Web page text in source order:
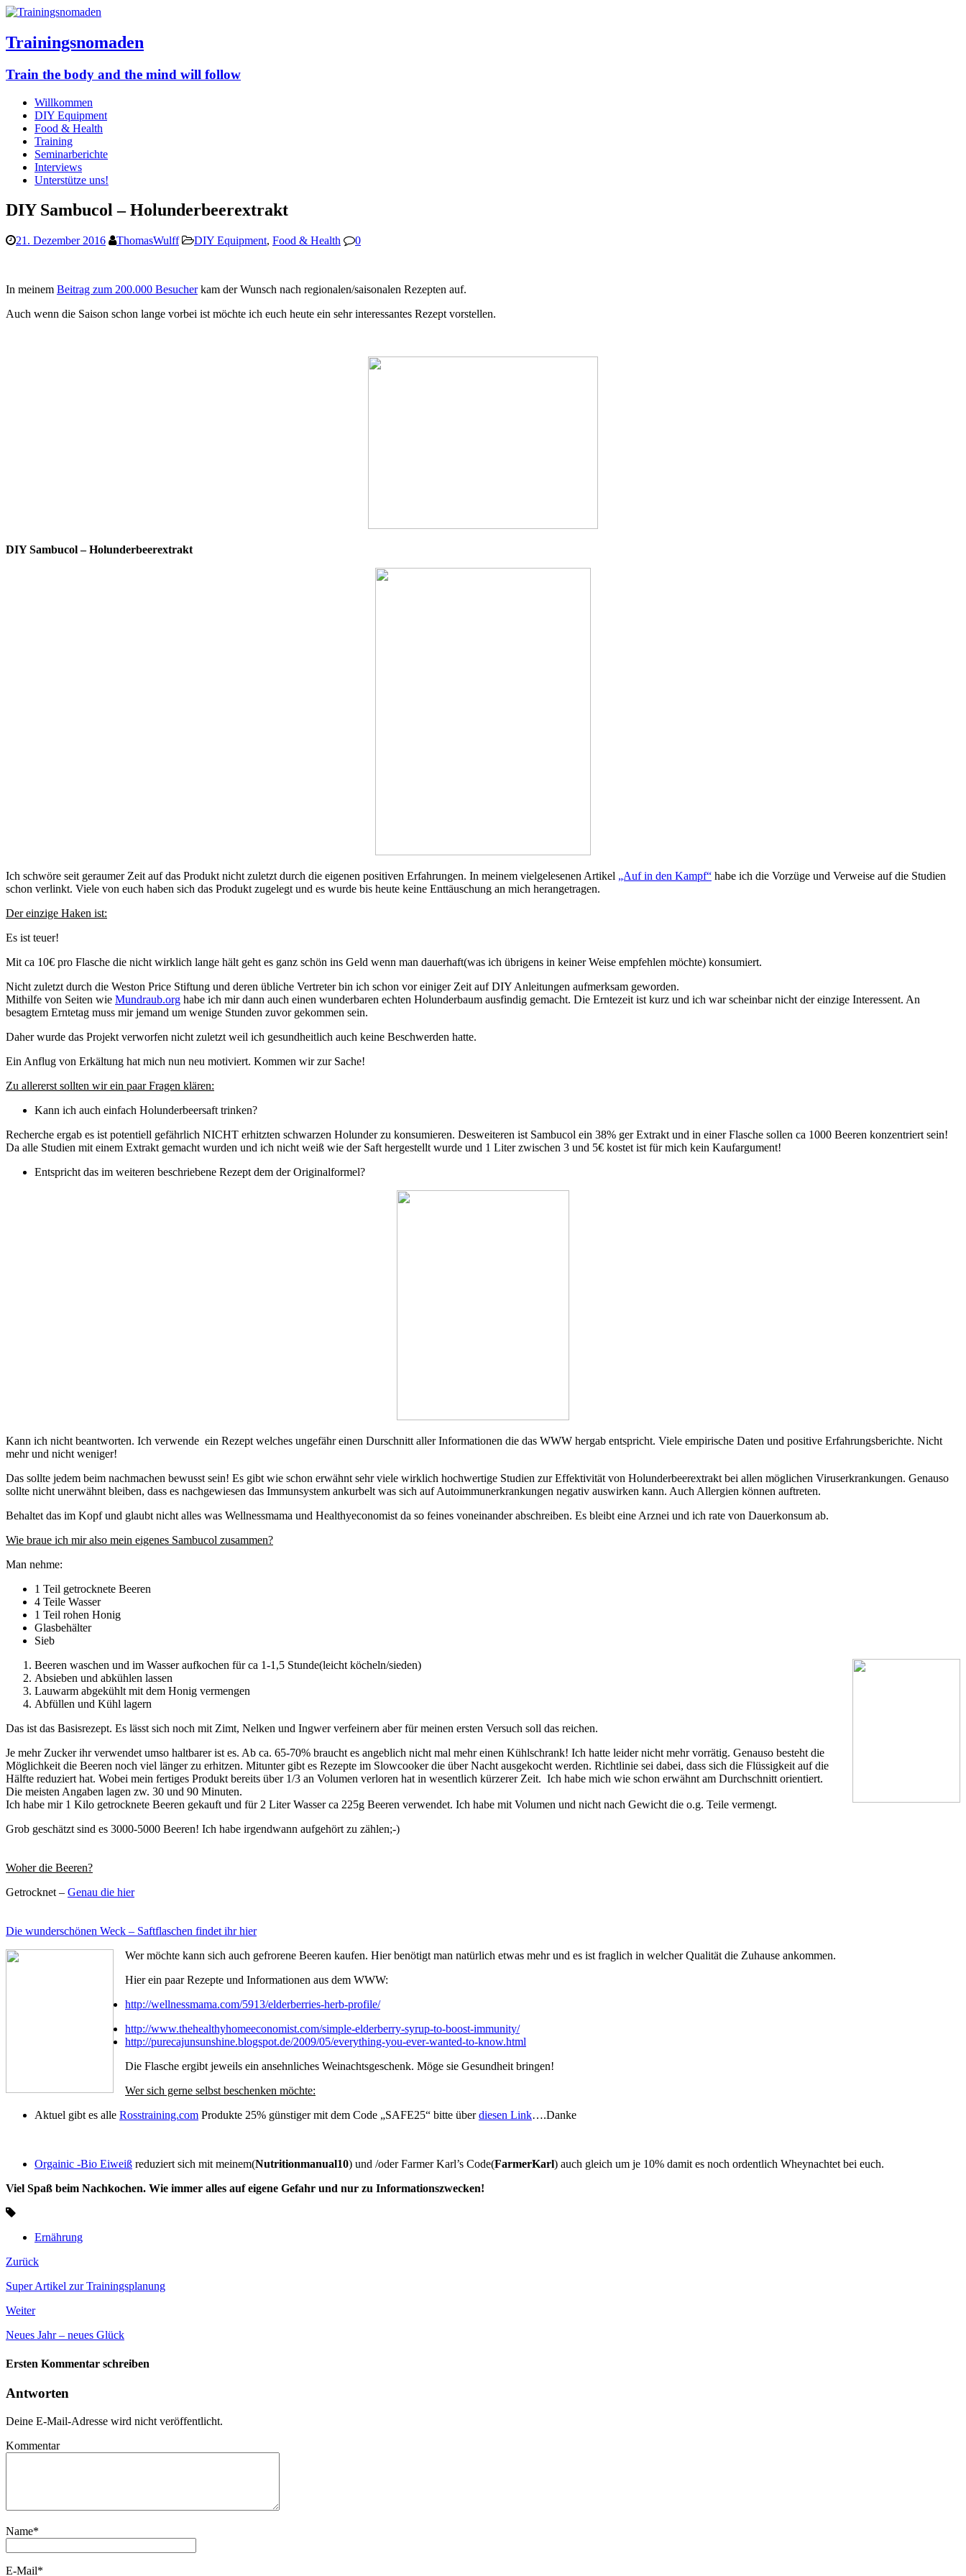
Trainingsnomaden
Train the body and the mind will follow
Willkommen
DIY Equipment
Food & Health
Training
Seminarberichte
Interviews
Unterstütze uns!
DIY Sambucol – Holunderbeerextrakt
21. Dezember 2016 ThomasWulff DIY Equipment, Food & Health 0
In meinem Beitrag zum 200.000 Besucherkam der Wunsch nach regionalen/saisonalen Rezepten auf.
Auch wenn die Saison schon lange vorbei ist möchte ich euch heute ein sehr interessantes Rezept vorstellen.
DIY Sambucol – Holunderbeerextrakt
Ich schwöre seit geraumer Zeit auf das Produkt nicht zuletzt durch die eigenen positiven Erfahrungen. In meinem vielgelesenen Artikel „Auf in den Kampf“ habe ich die Vorzüge und Verweise auf die Studien
schon verlinkt. Viele von euch haben sich das Produkt zugelegt und es wurde bis heute keine Enttäuschung an mich herangetragen.
Der einzige Haken ist:
Es ist teuer!
Mit ca 10€ pro Flasche die nicht wirklich lange hält geht es ganz schön ins Geld wenn man dauerhaft(was ich übrigens in keiner Weise empfehlen möchte) konsumiert.
Nicht zuletzt durch die Weston Price Stiftung und deren übliche Vertreter bin ich schon vor einiger Zeit auf DIY Anleitungen aufmerksam geworden.
Mithilfe von Seiten wie Mundraub.org habe ich mir dann auch einen wunderbaren echten Holunderbaum ausfindig gemacht. Die Erntezeit ist kurz und ich war scheinbar nicht der einzige Interessent. An
besagtem Erntetag muss mir jemand um wenige Stunden zuvor gekommen sein.
Daher wurde das Projekt verworfen nicht zuletzt weil ich gesundheitlich auch keine Beschwerden hatte.
Ein Anflug von Erkältung hat mich nun neu motiviert. Kommen wir zur Sache!
Zu allererst sollten wir ein paar Fragen klären:
Kann ich auch einfach Holunderbeersaft trinken?
Recherche ergab es ist potentiell gefährlich NICHT erhitzten schwarzen Holunder zu konsumieren. Desweiteren ist Sambucol ein 38% ger Extrakt und in einer Flasche sollen ca 1000 Beeren konzentriert sein!
Da alle Studien mit einem Extrakt gemacht wurden und ich nicht weiß wie der Saft hergestellt wurde und 1 Liter zwischen 3 und 5€ kostet ist für mich kein Kaufargument!
Entspricht das im weiteren beschriebene Rezept dem der Originalformel?
Kann ich nicht beantworten. Ich verwende ein Rezept welches ungefähr einen Durschnitt aller Informationen die das WWW hergab entspricht. Viele empirische Daten und positive Erfahrungsberichte. Nicht
mehr und nicht weniger!
Das sollte jedem beim nachmachen bewusst sein! Es gibt wie schon erwähnt sehr viele wirklich hochwertige Studien zur Effektivität von Holunderbeerextrakt bei allen möglichen Viruserkrankungen. Genauso
sollte nicht unerwähnt bleiben, dass es nachgewiesen das Immunsystem ankurbelt was sich auf Autoimmunerkrankungen negativ auswirken kann. Auch Allergien können auftreten.
Behaltet das im Kopf und glaubt nicht alles was Wellnessmama und Healthyeconomist da so feines voneinander abschreiben. Es bleibt eine Arznei und ich rate von Dauerkonsum ab.
Wie braue ich mir also mein eigenes Sambucol zusammen?
Man nehme:
1 Teil getrocknete Beeren
4 Teile Wasser
1 Teil rohen Honig
Glasbehälter
Sieb
Beeren waschen und im Wasser aufkochen für ca 1-1,5 Stunde(leicht köcheln/sieden)
Absieben und abkühlen lassen
Lauwarm abgekühlt mit dem Honig vermengen
Abfüllen und Kühl lagern
Das ist das Basisrezept. Es lässt sich noch mit Zimt, Nelken und Ingwer verfeinern aber für meinen ersten Versuch soll das reichen.
Je mehr Zucker ihr verwendet umso haltbarer ist es. Ab ca. 65-70% braucht es angeblich nicht mal mehr einen Kühlschrank! Ich hatte leider nicht mehr vorrätig. Genauso besteht die
Möglichkeit die Beeren noch viel länger zu erhitzen. Mitunter gibt es Rezepte im Slowcooker die über Nacht ausgekocht werden. Richtlinie sei dabei, dass sich die Flüssigkeit auf die
Hälfte reduziert hat. Wobei mein fertiges Produkt bereits über 1/3 an Volumen verloren hat in wesentlich kürzerer Zeit. Ich habe mich wie schon erwähnt am Durchschnitt orientiert.
Die meisten Angaben lagen zw. 30 und 90 Minuten.
Ich habe mir 1 Kilo getrocknete Beeren gekauft und für 2 Liter Wasser ca 225g Beeren verwendet. Ich habe mit Volumen und nicht nach Gewicht die o.g. Teile vermengt.
Grob geschätzt sind es 3000-5000 Beeren! Ich habe irgendwann aufgehört zu zählen;-)
Woher die Beeren?
Getrocknet – Genau die hier
Die wunderschönen Weck – Saftflaschen findet ihr hier
Wer möchte kann sich auch gefrorene Beeren kaufen. Hier benötigt man natürlich etwas mehr und es ist fraglich in welcher Qualität die Zuhause ankommen.
Hier ein paar Rezepte und Informationen aus dem WWW:
http://wellnessmama.com/5913/elderberries-herb-profile/
http://www.thehealthyhomeeconomist.com/simple-elderberry-syrup-to-boost-immunity/
http://purecajunsunshine.blogspot.de/2009/05/everything-you-ever-wanted-to-know.html
Die Flasche ergibt jeweils ein ansehnliches Weinachtsgeschenk. Möge sie Gesundheit bringen!
Wer sich gerne selbst beschenken möchte:
Aktuel gibt es alle Rosstraining.com Produkte 25% günstiger mit dem Code „SAFE25“ bitte überdiesen Link….Danke
Orgainic -Bio Eiweiß reduziert sich mit meinem(Nutritionmanual10) und /oder Farmer Karl’s Code(FarmerKarl) auch gleich um je 10% damit es noch ordentlich Wheynachtet bei euch.
Viel Spaß beim Nachkochen. Wie immer alles auf eigene Gefahr und nur zu Informationszwecken!
Ernährung
Zurück
Super Artikel zur Trainingsplanung
Weiter
Neues Jahr – neues Glück
Ersten Kommentar schreiben
Antworten
Deine E-Mail-Adresse wird nicht veröffentlicht.
Kommentar
Name*
E-Mail*